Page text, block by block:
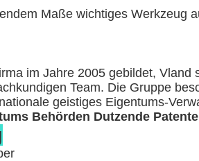
Maße wichtiges Werkzeug
im Jahre 2005 gebildet,
Team. Die Gruppe
geistiges Eigentums-
Behörden Dutzende Patente